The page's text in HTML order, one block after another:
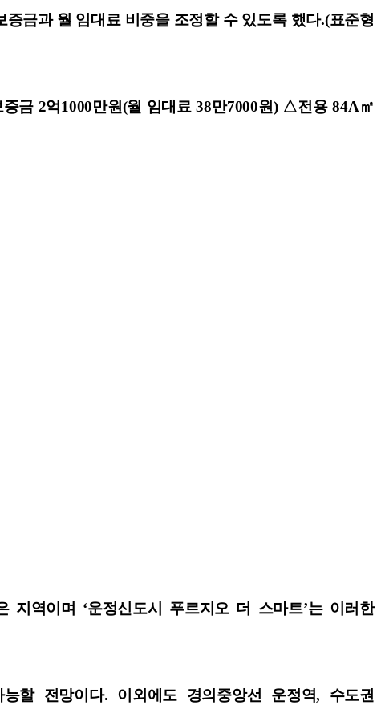
금과 월 임대료 비중을 조정할 수 있도록 했다.(표준형
금 2억1000만원(월 임대료 38만7000원) △전용 84A㎡
지역이며 ‘운정신도시 푸르지오 더 스마트’는 이러한
할 전망이다. 이외에도 경의중앙선 운정역, 수도권